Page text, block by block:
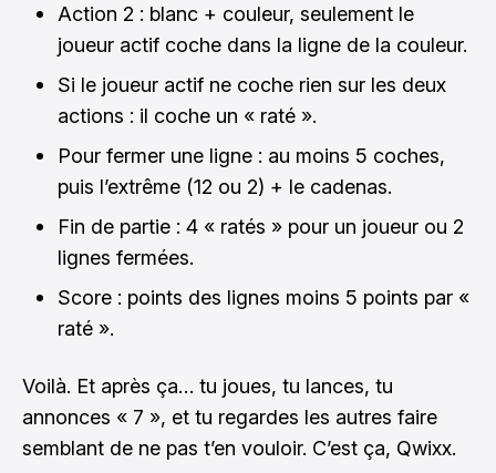
Action 2 : blanc + couleur, seulement le
joueur actif coche dans la ligne de la couleur.
Si le joueur actif ne coche rien sur les deux
actions : il coche un « raté ».
Pour fermer une ligne : au moins 5 coches,
puis l’extrême (12 ou 2) + le cadenas.
Fin de partie : 4 « ratés » pour un joueur ou 2
lignes fermées.
Score : points des lignes moins 5 points par «
raté ».
Voilà. Et après ça… tu joues, tu lances, tu
annonces « 7 », et tu regardes les autres faire
semblant de ne pas t’en vouloir. C’est ça, Qwixx.